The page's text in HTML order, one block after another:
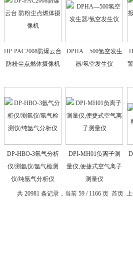
DP-PAC2008防爆云台
防粉尘点燃体摄像机
DPHA—500氢空发生
器/氢空发生仪
DP-HBO-3氩气分析
仪/测氩仪/氩气检测
仪/纯氩气分析仪
DPI-MH01负离子测
量仪,便捷式空气离子
测量仪
共 20981 条记录，当前 59 / 1166 页 首页